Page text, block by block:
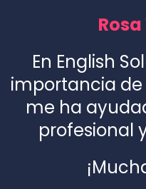
En English
importancia
me ha
profesional